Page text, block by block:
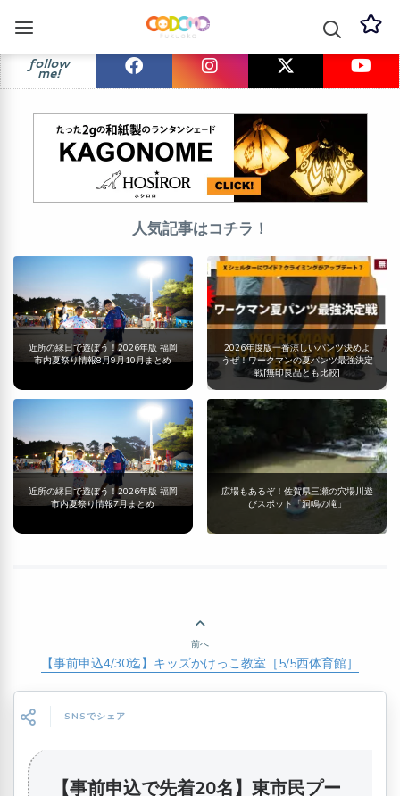
follow
me!
人気記事はコチラ！
近所の縁日で遊ぼう！2026年版 福岡
市内夏祭り情報8月9月10月まとめ
2026年度版一番涼しいパンツ決めよ
うぜ！ワークマンの夏パンツ最強決定
戦[無印良品とも比較]
近所の縁日で遊ぼう！2026年版 福岡
市内夏祭り情報7月まとめ
広場もあるぞ！佐賀県三瀬の穴場川遊
びスポット「洞鳴の滝」
前へ
【事前申込4/30迄】キッズかけっこ教室［5/5西体育館］
SNSでシェア
【事前申込で先着20名】東市民プー